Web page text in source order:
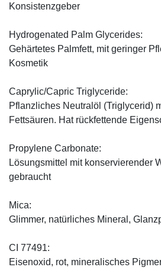
Konsistenzgeber
Hydrogenated Palm Glycerides:
Gehärtetes Palmfett, mit geringer
Kosmetik
Caprylic/Capric Triglyceride:
Pflanzliches Neutralöl (Triglycerid)
Fettsäuren. Hat rückfettende
Propylene Carbonate:
Lösungsmittel mit konservierender
gebraucht
Mica:
Glimmer, natürliches Mineral,
CI 77491:
Eisenoxid, rot, mineralisches